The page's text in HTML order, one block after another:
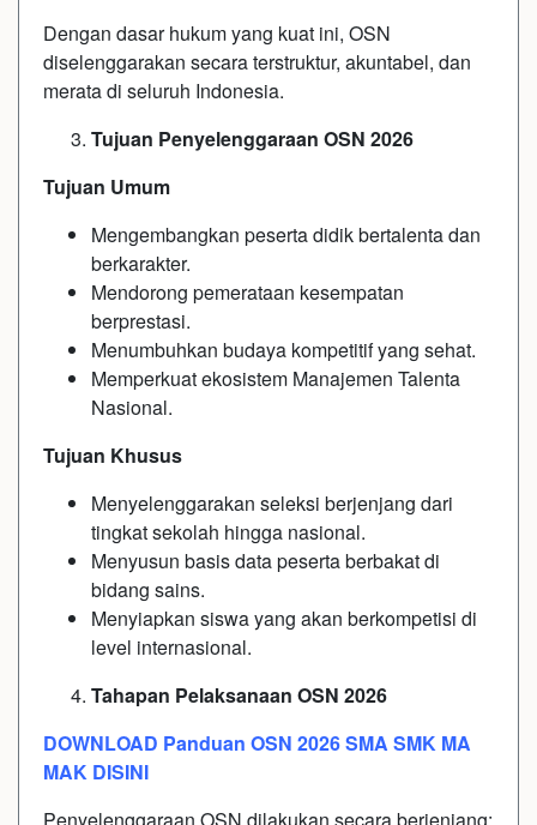
Dengan dasar hukum yang kuat ini, OSN
diselenggarakan secara terstruktur, akuntabel, dan
merata di seluruh Indonesia.
Tujuan Penyelenggaraan OSN 2026
Tujuan Umum
Mengembangkan peserta didik bertalenta dan
berkarakter.
Mendorong pemerataan kesempatan
berprestasi.
Menumbuhkan budaya kompetitif yang sehat.
Memperkuat ekosistem Manajemen Talenta
Nasional.
Tujuan Khusus
Menyelenggarakan seleksi berjenjang dari
tingkat sekolah hingga nasional.
Menyusun basis data peserta berbakat di
bidang sains.
Menyiapkan siswa yang akan berkompetisi di
level internasional.
Tahapan Pelaksanaan OSN 2026
DOWNLOAD Panduan OSN 2026 SMA SMK MA
MAK DISINI
Penyelenggaraan OSN dilakukan secara berjenjang: